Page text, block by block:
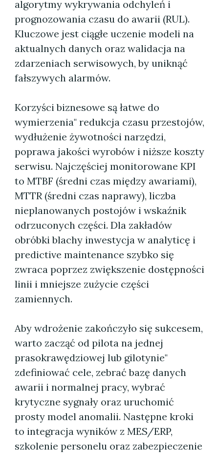
algorytmy wykrywania odchyleń i
prognozowania czasu do awarii (RUL).
Kluczowe jest ciągłe uczenie modeli na
aktualnych danych oraz walidacja na
zdarzeniach serwisowych, by uniknąć
fałszywych alarmów.
Korzyści biznesowe są łatwe do
wymierzenia" redukcja czasu przestojów,
wydłużenie żywotności narzędzi,
poprawa jakości wyrobów i niższe koszty
serwisu. Najczęściej monitorowane KPI
to MTBF (średni czas między awariami),
MTTR (średni czas naprawy), liczba
nieplanowanych postojów i wskaźnik
odrzuconych części. Dla zakładów
obróbki blachy inwestycja w analyticę i
predictive maintenance szybko się
zwraca poprzez zwiększenie dostępności
linii i mniejsze zużycie części
zamiennych.
Aby wdrożenie zakończyło się sukcesem,
warto zacząć od pilota na jednej
prasokrawędziowej lub gilotynie"
zdefiniować cele, zebrać bazę danych
awarii i normalnej pracy, wybrać
krytyczne sygnały oraz uruchomić
prosty model anomalii. Następne kroki
to integracja wyników z MES/ERP,
szkolenie personelu oraz zabezpieczenie